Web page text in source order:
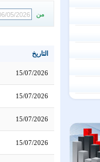
من
التاريخ
15/07/2026
15/07/2026
15/07/2026
15/07/2026